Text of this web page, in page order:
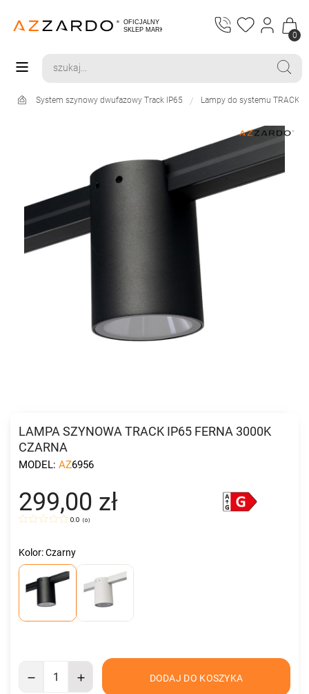
0
System szynowy dwufazowy Track IP65 Lampy do systemu TRACK
LAMPA SZYNOWA TRACK IP65 FERNA 3000K
CZARNA
MODEL: AZ6956
299,00 zł
0.0 (0)
Kolor: Czarny
DODAJ DO KOSZYKA